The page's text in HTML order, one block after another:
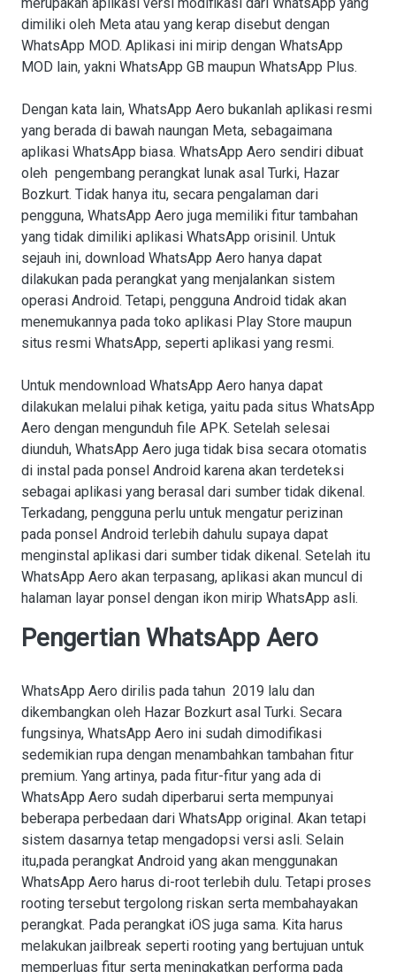
dimiliki oleh Meta atau yang kerap disebut dengan
WhatsApp MOD. Aplikasi ini mirip dengan WhatsApp
MOD lain, yakni WhatsApp GB maupun WhatsApp Plus.
Dengan kata lain, WhatsApp Aero bukanlah aplikasi resmi
yang berada di bawah naungan Meta, sebagaimana
aplikasi WhatsApp biasa. WhatsApp Aero sendiri dibuat
oleh pengembang perangkat lunak asal Turki, Hazar
Bozkurt. Tidak hanya itu, secara pengalaman dari
pengguna, WhatsApp Aero juga memiliki fitur tambahan
yang tidak dimiliki aplikasi WhatsApp orisinil. Untuk
sejauh ini, download WhatsApp Aero hanya dapat
dilakukan pada perangkat yang menjalankan sistem
operasi Android. Tetapi, pengguna Android tidak akan
menemukannya pada toko aplikasi Play Store maupun
situs resmi WhatsApp, seperti aplikasi yang resmi.
Untuk mendownload WhatsApp Aero hanya dapat
dilakukan melalui pihak ketiga, yaitu pada situs WhatsApp
Aero dengan mengunduh file APK. Setelah selesai
diunduh, WhatsApp Aero juga tidak bisa secara otomatis
di instal pada ponsel Android karena akan terdeteksi
sebagai aplikasi yang berasal dari sumber tidak dikenal.
Terkadang, pengguna perlu untuk mengatur perizinan
pada ponsel Android terlebih dahulu supaya dapat
menginstal aplikasi dari sumber tidak dikenal. Setelah itu
WhatsApp Aero akan terpasang, aplikasi akan muncul di
halaman layar ponsel dengan ikon mirip WhatsApp asli.
Pengertian WhatsApp Aero
WhatsApp Aero dirilis pada tahun 2019 lalu dan
dikembangkan oleh Hazar Bozkurt asal Turki. Secara
fungsinya, WhatsApp Aero ini sudah dimodifikasi
sedemikian rupa dengan menambahkan tambahan fitur
premium. Yang artinya, pada fitur-fitur yang ada di
WhatsApp Aero sudah diperbarui serta mempunyai
beberapa perbedaan dari WhatsApp original. Akan tetapi
sistem dasarnya tetap mengadopsi versi asli. Selain
itu,pada perangkat Android yang akan menggunakan
WhatsApp Aero harus di-root terlebih dulu. Tetapi proses
rooting tersebut tergolong riskan serta membahayakan
perangkat. Pada perangkat iOS juga sama. Kita harus
melakukan jailbreak seperti rooting yang bertujuan untuk
memperluas fitur serta meningkatkan performa pada